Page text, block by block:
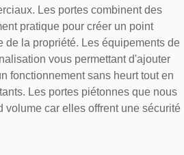
Les portes combinent des
pratique pour créer un point
la propriété. Les équipements de
vous permettant d'ajouter
fonctionnement sans heurt tout en
Les portes piétonnes que nous
car elles offrent une sécurité